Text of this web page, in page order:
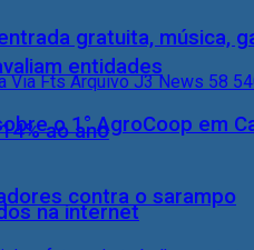
entidades
ao ano
contra o sarampo
gratuita, música,
o 1° AgroCoop em
na internet